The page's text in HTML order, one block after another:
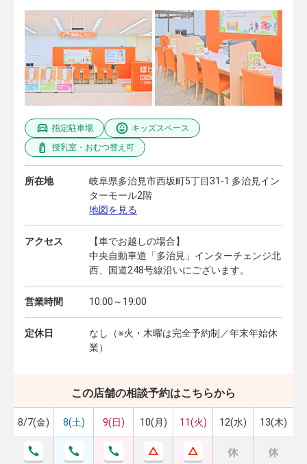
指定駐車場
キッズスペース
授乳室・おむつ替え可
所在地
岐阜県多治見市西坂町5丁目31-1 多治見イン
ターモール2階
地図を見る
アクセス
【車でお越しの場合】
中央自動車道「多治見」インターチェンジ北
西、国道248号線沿いにございます。
営業時間 10:00～19:00
定休日
なし（※火・木曜は完全予約制／年末年始休
業）
この店舗の相談予約はこちらから
8/7(金) 8(土) 9(日) 10(月) 11(火) 12(水) 13(木)